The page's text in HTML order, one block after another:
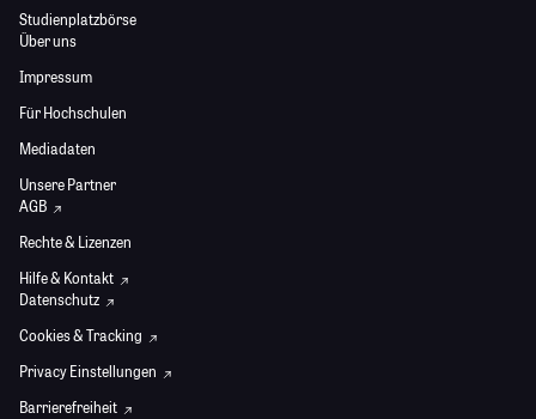
Studienplatzbörse
Über uns
Impressum
Für Hochschulen
Mediadaten
Unsere Partner
AGB
Rechte & Lizenzen
Hilfe & Kontakt
Datenschutz
Cookies & Tracking
Privacy Einstellungen
Barrierefreiheit